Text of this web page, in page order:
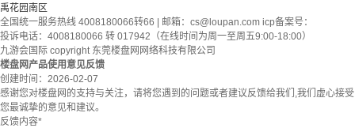
禹花园南区
全国统一服务热线 4008180066转66 | 邮箱： cs@loupan.com icp备案号：
投诉电话：4008180066 转 017942（在线时间为周一至周五9:00-18:00）
九游会国际 copyright 东莞楼盘网网络科技有限公司
楼盘网产品使用意见反馈
创建时间： 2026-02-07
感谢您对楼盘网的支持与关注，请将您遇到的问题或者建议反馈给我们,我们虚心接受
您最诚挚的意见和建议。
反馈内容*